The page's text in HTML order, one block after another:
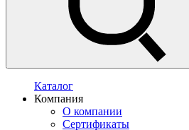
Каталог
Компания
О компании
Сертификаты